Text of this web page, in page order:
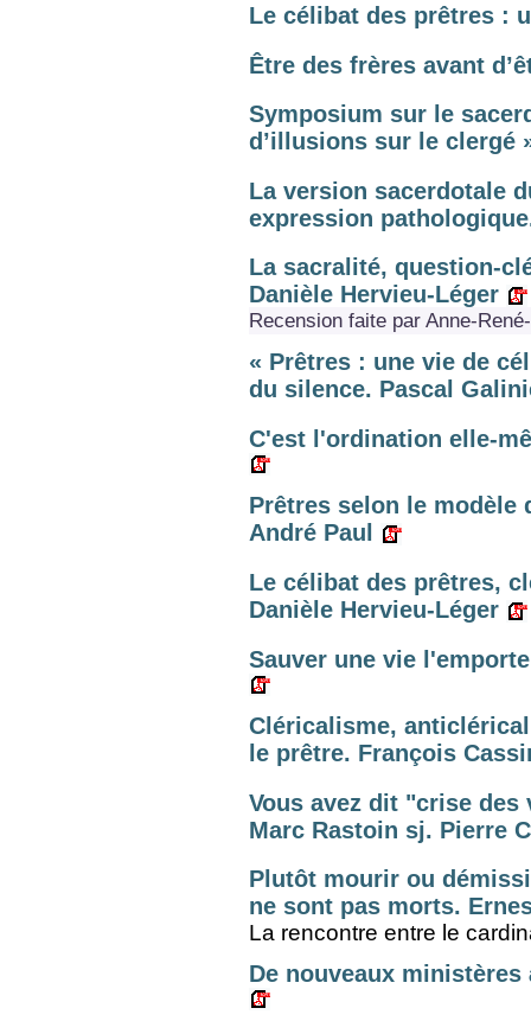
Le célibat des prêtres :
Être des frères avant
Symposium sur le
d’illusions sur le clergé
La version sacerdotale
expression
La sacralité, question-
Danièle Hervieu-Léger
Recension faite par Anne-
« Prêtres : une vie de
du silence. Pascal
C'est l'ordination elle-
Prêtres selon le modèle
André Paul
Le célibat des prêtres,
Danièle Hervieu-Léger
Sauver une vie
Cléricalisme,
le prêtre. François
Vous avez dit "crise
Marc Rastoin sj. Pierre
Plutôt mourir ou
ne sont pas morts.
La rencontre entre le
De nouveaux